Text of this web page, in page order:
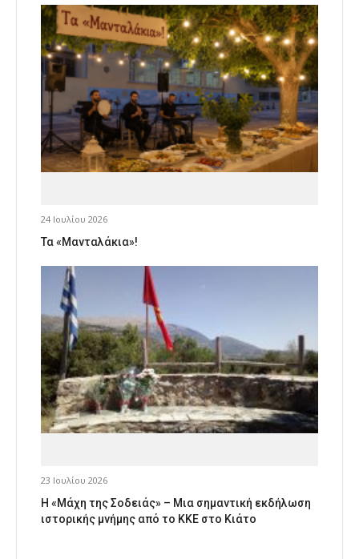
24 Ιουλίου 2026
Τα «Μανταλάκια»!
23 Ιουλίου 2026
Η «Μάχη της Σοδειάς» – Μια σημαντική εκδήλωση
ιστορικής μνήμης από το ΚΚΕ στο Κιάτο